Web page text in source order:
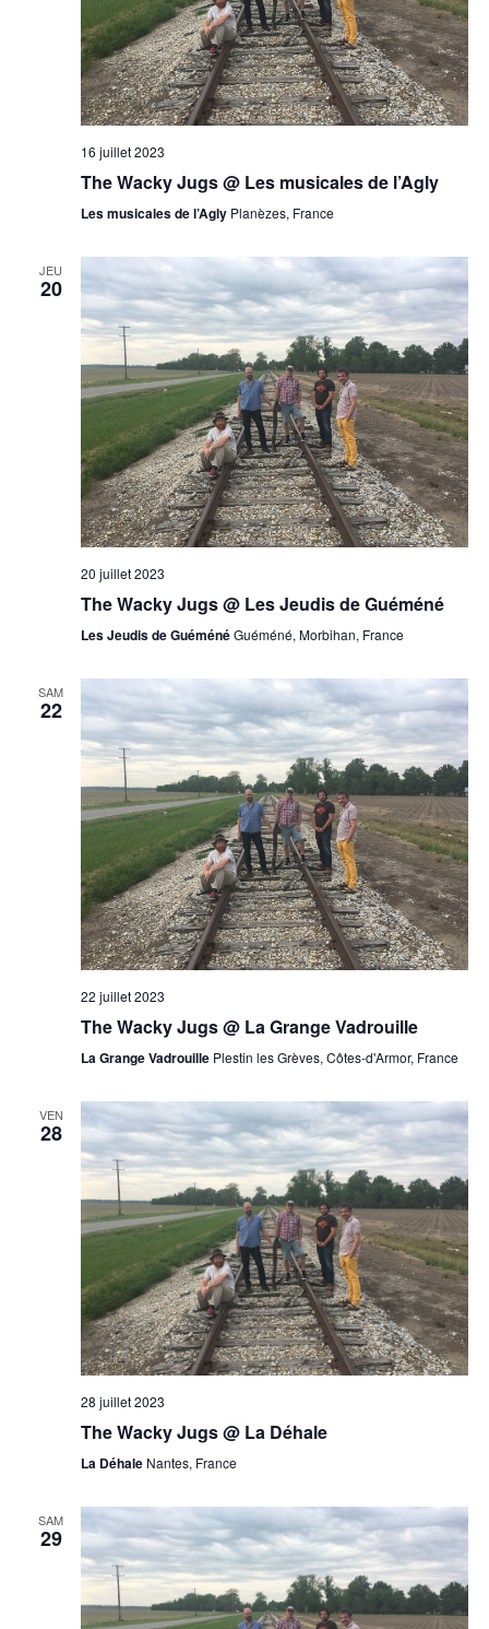
16 juillet 2023
The Wacky Jugs @ Les musicales de l’Agly
Les musicales de l’Agly Planèzes, France
JEU
20
20 juillet 2023
The Wacky Jugs @ Les Jeudis de Guéméné
Les Jeudis de GuéménéGuéméné, Morbihan, France
SAM
22
22 juillet 2023
The Wacky Jugs @ La Grange Vadrouille
La Grange Vadrouille Plestin les Grèves, Côtes-d'Armor, France
VEN
28
28 juillet 2023
The Wacky Jugs @ La Déhale
La Déhale Nantes, France
SAM
29